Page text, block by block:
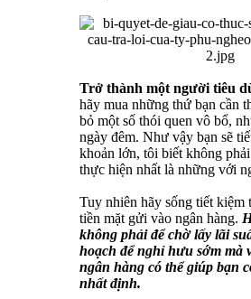
Trở thành một người tiêu
hãy mua những thứ bạn cần
bỏ một số thói quen vô bổ,
ngày đêm. Như vậy bạn sẽ
khoản lớn, tôi biết không
thực hiện nhất là những với
Tuy nhiên hãy sống tiết kiệm
tiền mặt gửi vào ngân hàng.
không phải để chờ lấy lãi
hoạch để nghỉ hưu sớm mà
ngân hàng có thể giúp bạn
nhất định.